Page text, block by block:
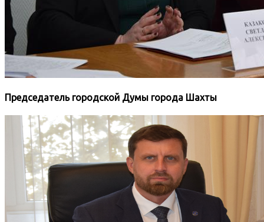
Председатель городской Думы города Шахты